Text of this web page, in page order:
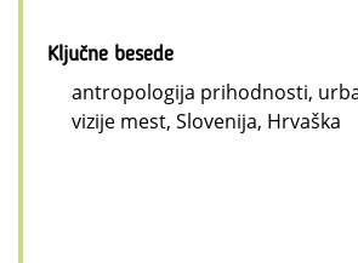
Ključne besede
antropologija prihodnosti,
vizije mest, Slovenija, Hrvaška